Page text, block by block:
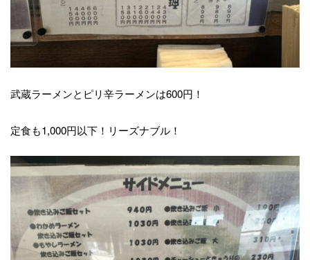
武蔵ラーメンとピリ辛ラーメンは600円！
定食も1,000円以下！リーズナブル！